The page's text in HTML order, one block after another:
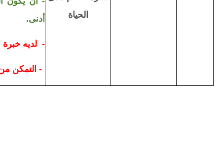
الحياة
أدنى.
- لديه
- التمكن